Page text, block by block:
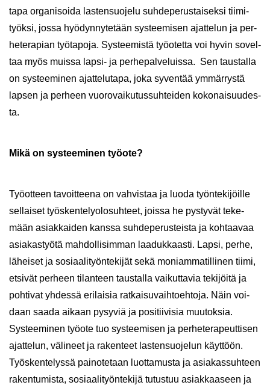
tapa or­ga­ni­soi­da las­ten­suo­je­lu suh­de­pe­rus­tai­sek­si tii­mi­
työk­si, jossa hyö­dyn­ny­te­tään sys­tee­mi­sen ajat­te­lun ja per­
he­te­ra­pian työ­ta­po­ja. ​Systeemistä työ­otet­ta voi hyvin so­vel­
taa myös muis­sa lapsi-​ ja per­he­pal­ve­luis­sa. Sen taus­tal­la
on sys­tee­mi­nen ajat­te­lu­ta­pa, joka sy­ven­tää ym­mär­rys­tä
lap­sen ja per­heen vuo­ro­vai­ku­tus­suh­tei­den ko­ko­nai­suu­des­
ta.
Mikä on sys­tee­mi­nen työ­ote?
Työ­ot­teen ta­voit­tee­na on vah­vis­taa ja luoda työn­te­ki­jöil­le
sel­lai­set työs­ken­te­ly­olo­suh­teet, jois­sa he pys­ty­vät te­ke­
mään asiak­kai­den kans­sa suh­de­pe­rus­teis­ta ja koh­taa­vaa
asia­kas­työ­tä mah­dol­li­sim­man laa­duk­kaas­ti. ​Lapsi, perhe,
lä­hei­set ja so­si­aa­li­työn­te­ki­jät sekä mo­niam­ma­til­li­nen tiimi,
et­si­vät per­heen ti­lan­teen taus­tal­la vai­kut­ta­via te­ki­jöi­tä ja
poh­ti­vat yh­des­sä eri­lai­sia rat­kai­su­vaih­toeh­to­ja. Näin voi­
daan saada ai­kaan py­sy­viä ja po­si­tii­vi­sia muu­tok­sia. ​
Systeeminen työ­ote tuo sys­tee­mi­sen ja per­he­te­ra­peut­ti­sen
ajat­te­lun, vä­li­neet ja ra­ken­teet las­ten­suo­je­lun käyt­töön.
Työs­ken­te­lys­sä pai­no­te­taan luot­ta­mus­ta ja asia­kas­suh­teen
ra­ken­tu­mis­ta, so­si­aa­li­työn­te­ki­jä tu­tus­tuu asiak­kaa­seen ja